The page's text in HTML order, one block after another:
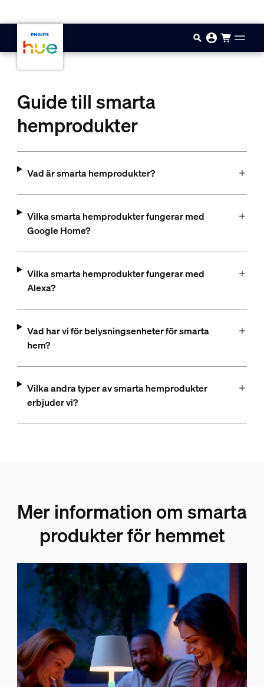
Guide till smarta
hemprodukter
Vad är smarta hemprodukter?
Vilka smarta hemprodukter fungerar med
Google Home?
Vilka smarta hemprodukter fungerar med
Alexa?
Vad har vi för belysningsenheter för smarta
hem?
Vilka andra typer av smarta hemprodukter
erbjuder vi?
Mer information om smarta
produkter för hemmet